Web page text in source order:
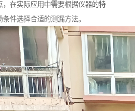
，在实际应用中需要根据仪器的特
件选择合适的测漏方法。